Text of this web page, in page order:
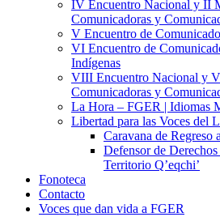
IV Encuentro Nacional y II
Comunicadoras y
V Encuentro de
VI Encuentro de
Indígenas
VIII Encuentro Nacional y
Comunicadoras y
La Hora – FGER | Idiomas
Libertad para las Voces del
Caravana de Regreso
Defensor de
Territorio Q’eqchi’
Fonoteca
Contacto
Voces que dan vida a FGER